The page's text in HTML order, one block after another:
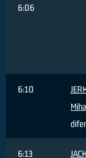
6:06
6:10
6:13